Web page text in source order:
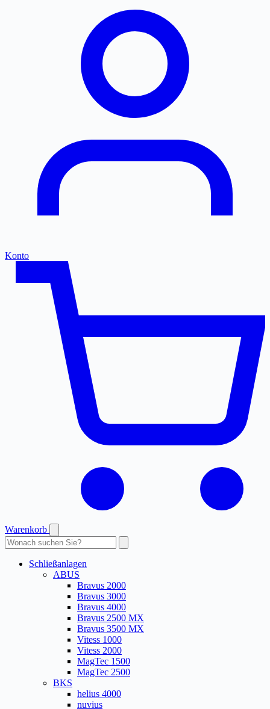
Konto
Warenkorb
Produkte
durchsuchen
Schließanlagen
ABUS
Bravus 2000
Bravus 3000
Bravus 4000
Bravus 2500 MX
Bravus 3500 MX
Vitess 1000
Vitess 2000
MagTec 1500
MagTec 2500
BKS
helius 4000
nuvius